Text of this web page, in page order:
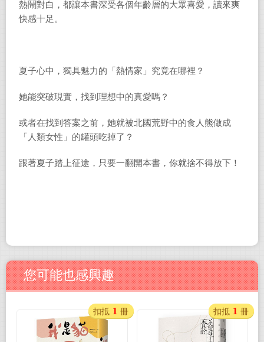
熱鬧對白，都讓本書深受各個年齡層的大眾喜愛，讀來爽
快感十足。
夏子心中，獨具魅力的「熱情家」究竟在哪裡？
她能突破現實，找到理想中的真愛嗎？
或者在找到答案之前，她就被北國荒野中的食人熊做成
「人類女性」的罐頭吃掉了？
跟著夏子踏上征途，只要一翻開本書，你就捨不得放下！
您可能也感興趣
扣抵 1 冊 扣抵 1 冊